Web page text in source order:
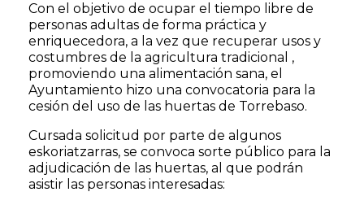
Con el objetivo de ocupar el tiempo libre de
personas adultas de forma práctica y
enriquecedora, a la vez que recuperar usos y
costumbres de la agricultura tradicional ,
promoviendo una alimentación sana, el
Ayuntamiento hizo una convocatoria para la
cesión del uso de las huertas de Torrebaso.
Cursada solicitud por parte de algunos
eskoriatzarras, se convoca sorte público para la
adjudicación de las huertas, al que podrán
asistir las personas interesadas: